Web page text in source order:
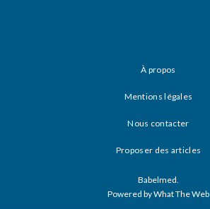
À propos
Mentions légales
Nous contacter
Proposer des articles
Babelmed.
Powered by What The Web